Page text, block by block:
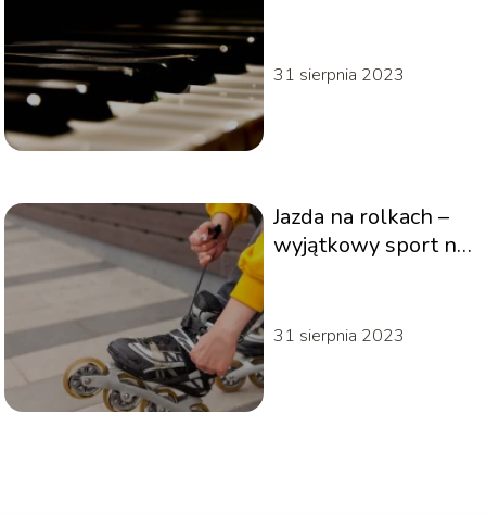
31 sierpnia 2023
Jazda na rolkach –
wyjątkowy sport na
31 sierpnia 2023